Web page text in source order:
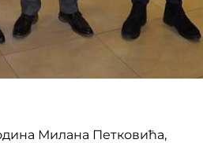
Милана Петковића,